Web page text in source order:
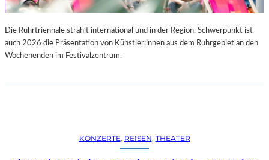
Die Ruhrtriennale strahlt international und in der Region. Schwerpunkt ist
auch 2026 die Präsentation von Künstler:innen aus dem Ruhrgebiet an den
Wochenenden im Festivalzentrum.
KONZERTE, REISEN, THEATER